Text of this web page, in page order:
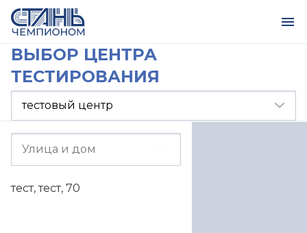
ВЫБОР ЦЕНТРА
ТЕСТИРОВАНИЯ
тест, тест, 70